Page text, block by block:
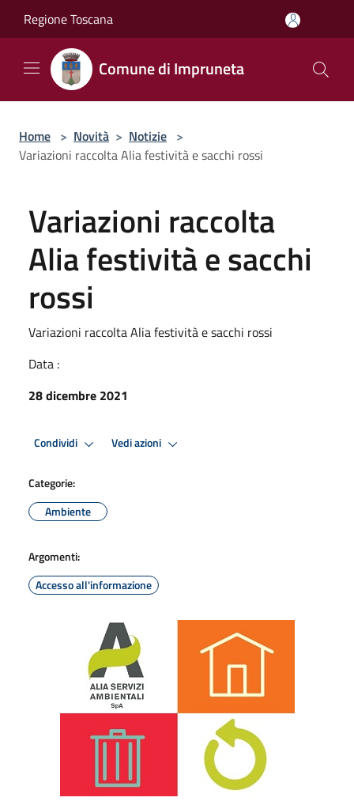
Regione Toscana
Comune di Impruneta
Home > Novità > Notizie >
Variazioni raccolta Alia festività e sacchi rossi
Variazioni raccolta
Alia festività e sacchi
rossi
Variazioni raccolta Alia festività e sacchi rossi
Data :
28 dicembre 2021
Condividi Vedi azioni
Categorie:
Ambiente
Argomenti:
Accesso all'informazione